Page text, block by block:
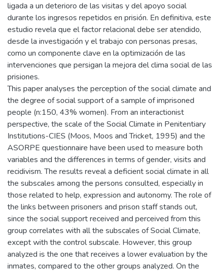
ligada a un deterioro de las visitas y del apoyo social
durante los ingresos repetidos en prisión. En definitiva, este
estudio revela que el factor relacional debe ser atendido,
desde la investigación y el trabajo con personas presas,
como un componente clave en la optimización de las
intervenciones que persigan la mejora del clima social de las
prisiones.
This paper analyses the perception of the social climate and
the degree of social support of a sample of imprisoned
people (n:150, 43% women). From an interactionist
perspective, the scale of the Social Climate in Penitentiary
Institutions-CIES (Moos, Moos and Tricket, 1995) and the
ASORPE questionnaire have been used to measure both
variables and the differences in terms of gender, visits and
recidivism. The results reveal a deficient social climate in all
the subscales among the persons consulted, especially in
those related to help, expression and autonomy. The role of
the links between prisoners and prison staff stands out,
since the social support received and perceived from this
group correlates with all the subscales of Social Climate,
except with the control subscale. However, this group
analyzed is the one that receives a lower evaluation by the
inmates, compared to the other groups analyzed. On the